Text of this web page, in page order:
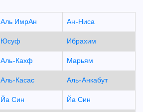
Аль ИмрАн
Ан-Ниса
Юсуф
Ибрахим
Аль-Кахф
Марьям
Аль-Касас
Аль-Анкабут
Йа Син
Йа Син